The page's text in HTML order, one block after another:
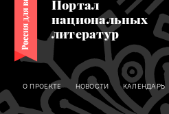
Портал
национальных
литератур
О ПРОЕКТЕ НОВОСТИ КАЛЕНДАРЬ